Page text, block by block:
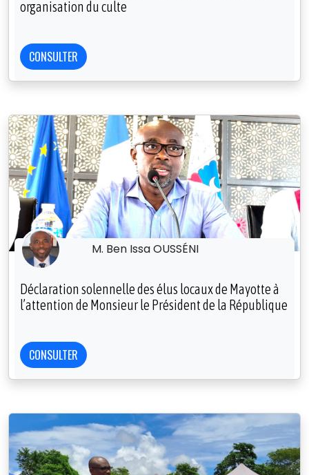
organisation du culte
CONSULTER
M. Ben Issa OUSSÉNI
Déclaration solennelle des élus locaux de Mayotte à
l’attention de Monsieur le Président de la République
CONSULTER